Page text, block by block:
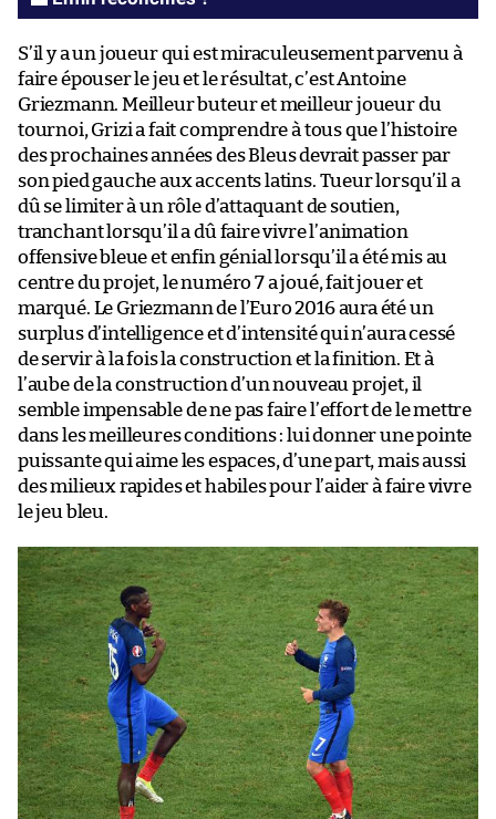
S’il y a un joueur qui est miraculeusement parvenu à
faire épouser le jeu et le résultat, c’est Antoine
Griezmann. Meilleur buteur et meilleur joueur du
tournoi, Grizi a fait comprendre à tous que l’histoire
des prochaines années des Bleus devrait passer par
son pied gauche aux accents latins. Tueur lorsqu’il a
dû se limiter à un rôle d’attaquant de soutien,
tranchant lorsqu’il a dû faire vivre l’animation
offensive bleue et enfin génial lorsqu’il a été mis au
centre du projet, le numéro 7 a joué, fait jouer et
marqué. Le Griezmann de l’Euro 2016 aura été un
surplus d’intelligence et d’intensité qui n’aura cessé
de servir à la fois la construction et la finition. Et à
l’aube de la construction d’un nouveau projet, il
semble impensable de ne pas faire l’effort de le mettre
dans les meilleures conditions : lui donner une pointe
puissante qui aime les espaces, d’une part, mais aussi
des milieux rapides et habiles pour l’aider à faire vivre
le jeu bleu.